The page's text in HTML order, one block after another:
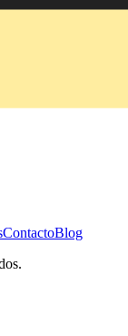
ContactoBlog